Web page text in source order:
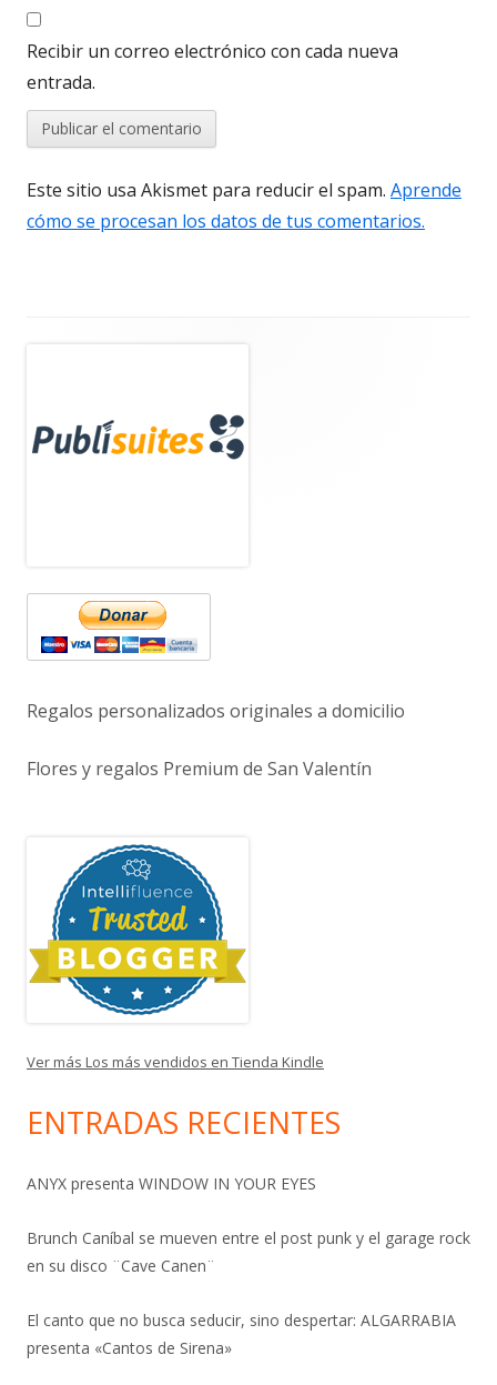
Recibir un correo electrónico con cada nueva
entrada.
Este sitio usa Akismet para reducir el spam. Aprende
cómo se procesan los datos de tus comentarios.
lateral
principal
Regalos personalizados originales a domicilio
Flores y regalos Premium de San Valentín
Ver más Los más vendidos en Tienda Kindle
ENTRADAS RECIENTES
ANYX presenta WINDOW IN YOUR EYES
Brunch Caníbal se mueven entre el post punk y el garage rock
en su disco ¨Cave Canen¨
El canto que no busca seducir, sino despertar: ALGARRABIA
presenta «Cantos de Sirena»